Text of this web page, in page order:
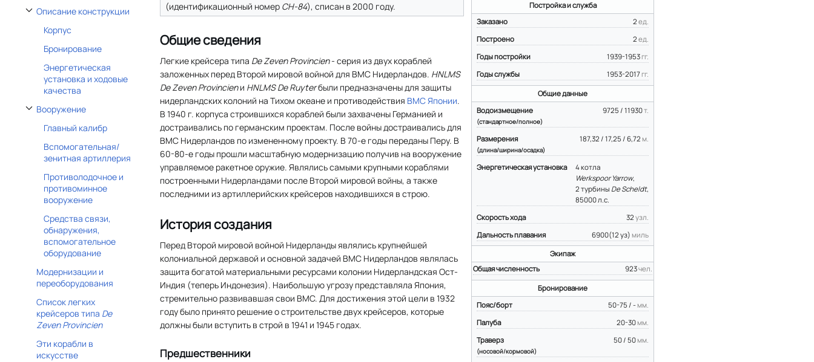
Описание конструкции
Отобразить/Скрыть подраздел Описание конструкции
Корпус
Бронирование
Энергетическая
установка и ходовые
качества
Вооружение
Отобразить/Скрыть подраздел Вооружение
Главный калибр
Вспомогательная/
зенитная артиллерия
Противолодочное и
противоминное
вооружение
Средства связи,
обнаружения,
вспомогательное
оборудование
Модернизации и
переоборудования
Список легких
крейсеров типа De
Zeven Provincien
Эти корабли в
искусстве
Постройка и служба
2 ед.
Заказано
2 ед.
Построено
1939-1953 гг.
Годы постройки
1953-2017 гг.
Годы службы
Общие данные
9725 / 11930т.
Водоизмещение
(стандартное/полное)
187,32 / 17,25 / 6,72 м.
Размерения
(длина/ширина/осадка)
4 котла
Werkspoor Yarrow,
2 турбины De Scheldt,
85000 л.с.
Энергетическая установка
32 узл.
Скорость хода
6900(12 уз) миль
Дальность плавания
Экипаж
923чел.
Общая численность
Бронирование
50-75 / - мм.
Пояс/борт
20-30 мм.
Палуба
50 / 50 мм.
Траверз
(носовой/кормовой)
(идентификационный номер CH-84), списан в 2000 году.
Общие сведения
Легкие крейсера типа De Zeven Provincien- серия из двух кораблей
заложенных перед Второй мировой войной для ВМС Нидерландов. HNLMS
De Zeven Provincienи HNLMS De Ruyterбыли предназначены для защиты
нидерландских колоний на Тихом океане и противодействия ВМС Японии.
В 1940 г. корпуса строившихся кораблей были захвачены Германией и
достраивались по германским проектам. После войны достраивались для
ВМС Нидерландов по измененному проекту. В 70-е годы переданы Перу. В
60-80-е годы прошли масштабную модернизацию получив на вооружение
управляемое ракетное оружие. Являлись самыми крупными кораблями
построенными Нидерландами после Второй мировой войны, а также
последними из артиллерийских крейсеров находившихся в строю.
История создания
Перед Второй мировой войной Нидерланды являлись крупнейшей
колониальной державой и основной задачей ВМС Нидерландов являлась
защита богатой материальными ресурсами колонии Нидерландская Ост-
Индия (теперь Индонезия). Наибольшую угрозу представляла Япония,
стремительно развивавшая свои ВМС. Для достижения этой цели в 1932
году было принято решение о строительстве двух крейсеров, которые
должны были вступить в строй в 1941 и 1945 годах.
Предшественники